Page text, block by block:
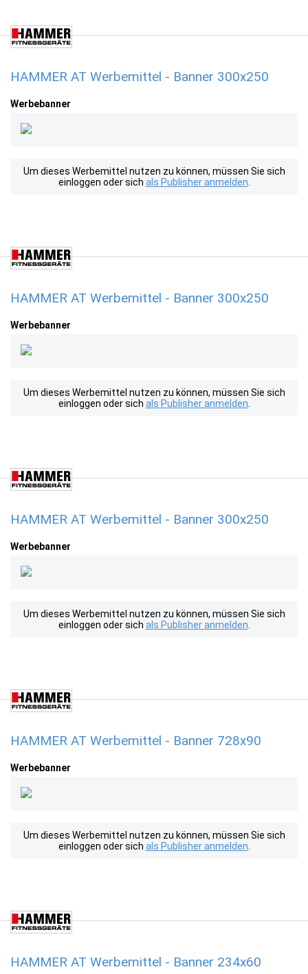
HAMMER AT Werbemittel - Banner 300x250
Werbebanner
Um dieses Werbemittel nutzen zu können, müssen Sie sich
einloggen oder sich als Publisher anmelden
HAMMER AT Werbemittel - Banner 300x250
Werbebanner
Um dieses Werbemittel nutzen zu können, müssen Sie sich
einloggen oder sich als Publisher anmelden
HAMMER AT Werbemittel - Banner 300x250
Werbebanner
Um dieses Werbemittel nutzen zu können, müssen Sie sich
einloggen oder sich als Publisher anmelden
HAMMER AT Werbemittel - Banner 728x90
Werbebanner
Um dieses Werbemittel nutzen zu können, müssen Sie sich
einloggen oder sich als Publisher anmelden
HAMMER AT Werbemittel - Banner 234x60